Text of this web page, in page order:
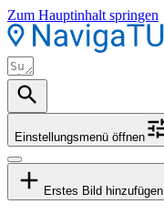
Zum Hauptinhalt springen
Einstellungsmenü öffnen
Erstes Bild hinzufügen